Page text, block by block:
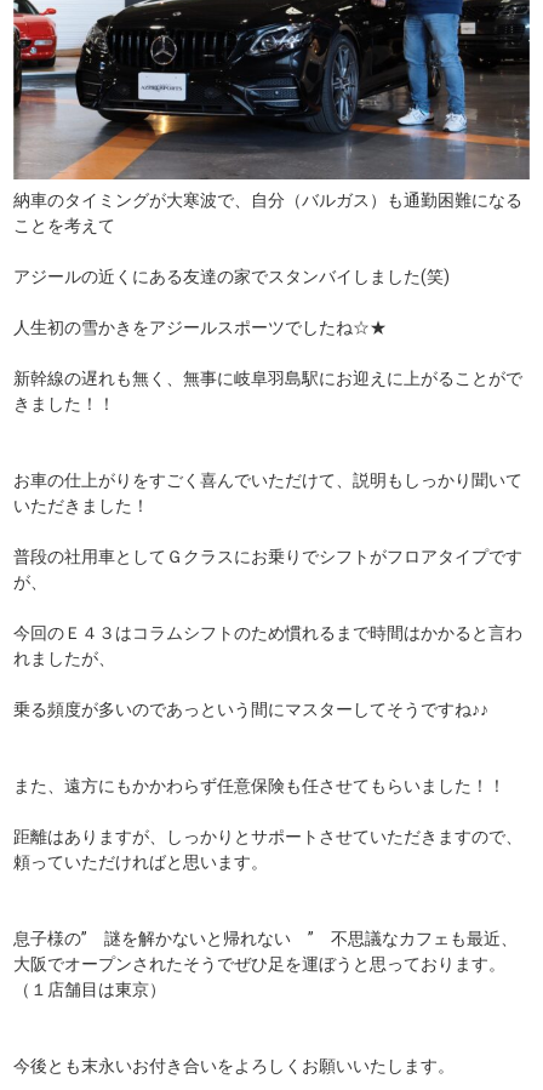
納車のタイミングが大寒波で、自分（バルガス）も通勤困難になる
ことを考えて
アジールの近くにある友達の家でスタンバイしました(笑)
人生初の雪かきをアジールスポーツでしたね☆★
新幹線の遅れも無く、無事に岐阜羽島駅にお迎えに上がることがで
きました！！
お車の仕上がりをすごく喜んでいただけて、説明もしっかり聞いて
いただきました！
普段の社用車としてＧクラスにお乗りでシフトがフロアタイプです
が、
今回のＥ４３はコラムシフトのため慣れるまで時間はかかると言わ
れましたが、
乗る頻度が多いのであっという間にマスターしてそうですね♪♪
また、遠方にもかかわらず任意保険も任させてもらいました！！
距離はありますが、しっかりとサポートさせていただきますので、
頼っていただければと思います。
息子様の” 謎を解かないと帰れない ” 不思議なカフェも最近、
大阪でオープンされたそうでぜひ足を運ぼうと思っております。
（１店舗目は東京）
今後とも末永いお付き合いをよろしくお願いいたします。